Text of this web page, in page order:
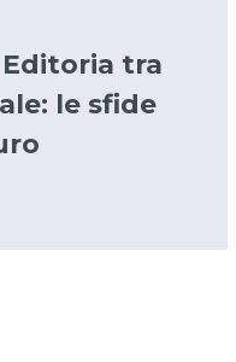
Editoria tra
le sfide